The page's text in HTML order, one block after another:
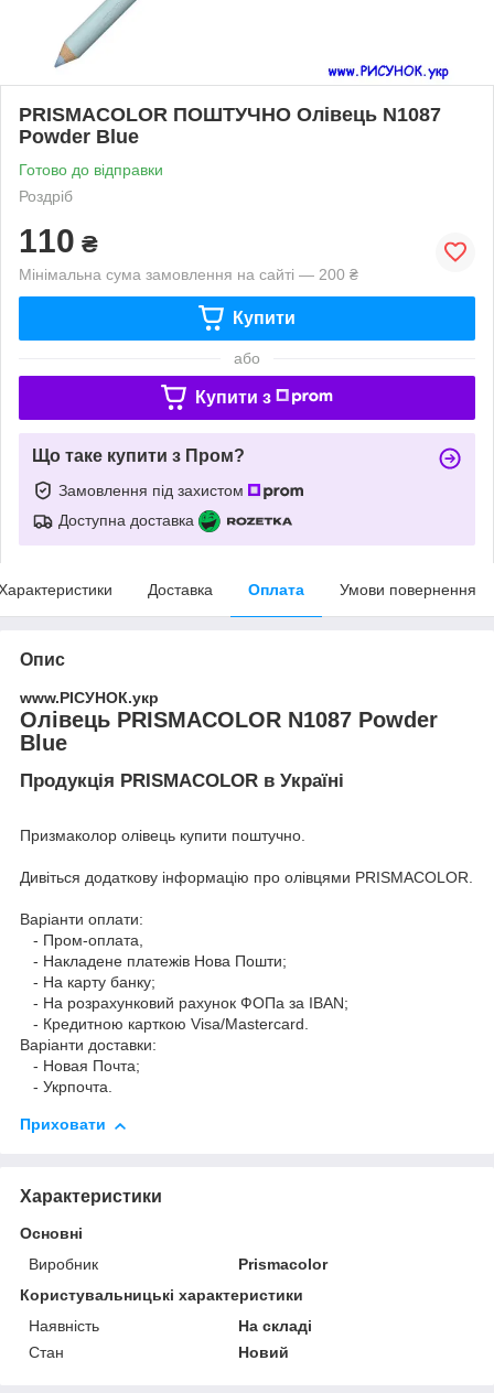
PRISMACOLOR ПОШТУЧНО Олівець N1087
Powder Blue
Готово до відправки
Роздріб
110 ₴
Мінімальна сума замовлення на сайті — 200 ₴
Купити
або
Купити з
Що таке купити з Пром?
Замовлення під захистом
Доступна доставка
Доставка Оплата Умови повернення
Опис
www.РІСУНОК.укр
Олівець PRISMACOLOR N1087 Powder
Blue
Продукція PRISMACOLOR в Україні
Призмаколор олівець купити поштучно.
Дивіться додаткову інформацію про олівцями PRISMACOLOR.
Варіанти оплати:
- Пром-оплата,
- Накладене платежів Нова Пошти;
- На карту банку;
- На розрахунковий рахунок ФОПа за IBAN;
- Кредитною карткою Visa/Mastercard.
Варіанти доставки:
- Новая Почта;
- Укрпочта.
Приховати
Характеристики
Основні
Виробник
Prismacolor
Користувальницькі характеристики
Наявність
На складі
Стан
Новий